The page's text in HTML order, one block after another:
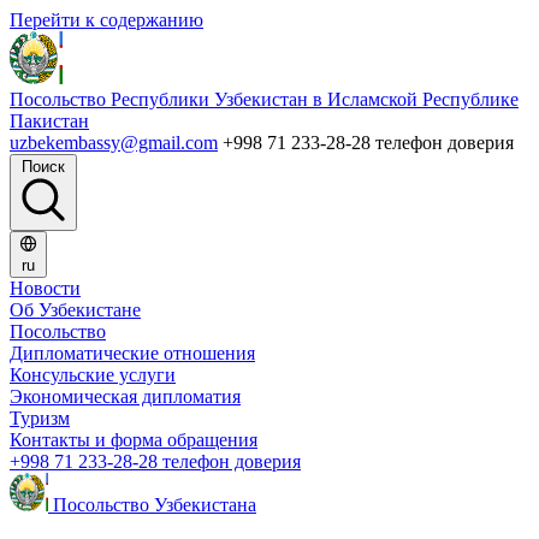
Перейти к содержанию
Посольство Республики Узбекистан в Исламской Республике
Пакистан
uzbekembassy@gmail.com +998 71 233-28-28 телефон доверия
Поиск
ru
Новости
Об Узбекистане
Посольство
Дипломатические отношения
Консульские услуги
Экономическая дипломатия
Туризм
Контакты и форма обращения
+998 71 233-28-28 телефон доверия
Посольство Узбекистана